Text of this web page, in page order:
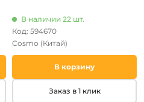
В наличии 22 шт.
Код: 594670
Cosmo (Китай)
В корзину
Заказ в 1 клик